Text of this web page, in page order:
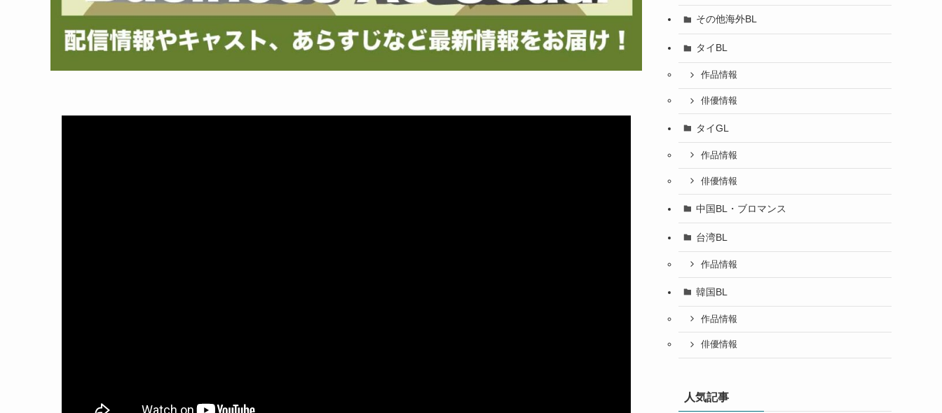
その他海外BL
タイBL
作品情報
俳優情報
タイGL
作品情報
俳優情報
中国BL・ブロマンス
台湾BL
作品情報
韓国BL
作品情報
俳優情報
人気記事